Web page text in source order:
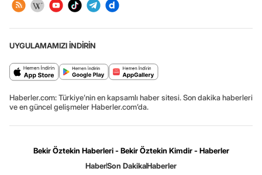
UYGULAMAMIZI İNDİRİN
Haberler.com: Türkiye’nin en kapsamlı haber sitesi. Son dakika haberleri
ve en güncel gelişmeler Haberler.com’da.
Bekir Öztekin Haberleri - Bekir Öztekin Kimdir - Haberler
HaberSon DakikaHaberler